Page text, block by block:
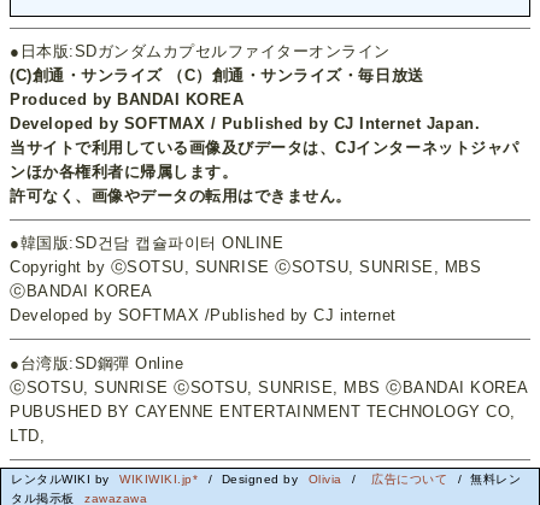
●日本版:SDガンダムカプセルファイターオンライン
(C)創通・サンライズ （C）創通・サンライズ・毎日放送
Produced by BANDAI KOREA
Developed by SOFTMAX / Published by CJ Internet Japan.
当サイトで利用している画像及びデータは、CJインターネットジャパ
ンほか各権利者に帰属します。
許可なく、画像やデータの転用はできません。
●韓国版:SD건담 캡슐파이터 ONLINE
Copyright by ⓒSOTSU, SUNRISE ⓒSOTSU, SUNRISE, MBS
ⓒBANDAI KOREA
Developed by SOFTMAX /Published by CJ internet
●台湾版:SD鋼彈 Online
ⓒSOTSU, SUNRISE ⓒSOTSU, SUNRISE, MBS ⓒBANDAI KOREA
PUBUSHED BY CAYENNE ENTERTAINMENT TECHNOLOGY CO,
LTD,
レンタルWIKI by WIKIWIKI.jp* / Designed by Olivia / 広告について
/ 無料レン
タル掲示板
zawazawa